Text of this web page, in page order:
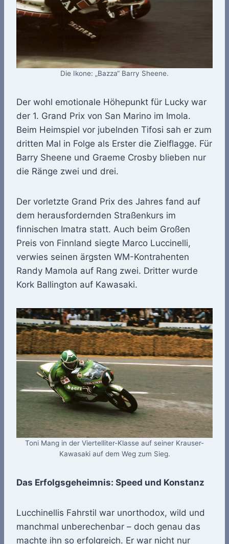
Die Ikone: „Bazza“ Barry Sheene.
Der wohl emotionale Höhepunkt für Lucky war
der 1. Grand Prix von San Marino im Imola.
Beim Heimspiel vor jubelnden Tifosi sah er zum
dritten Mal in Folge als Erster die Zielflagge. Für
Barry Sheene und Graeme Crosby blieben nur
die Ränge zwei und drei.
Der vorletzte Grand Prix des Jahres fand auf
dem herausfordernden Straßenkurs im
finnischen Imatra statt. Auch beim Großen
Preis von Finnland siegte Marco Luccinelli,
verwies seinen ärgsten WM-Kontrahenten
Randy Mamola auf Rang zwei. Dritter wurde
Kork Ballington auf Kawasaki.
Toni Mang in der Viertelliter-Klasse auf seiner Krauser-
Kawasaki auf dem Weg zum Sieg.
Das Erfolgsgeheimnis: Speed und Konstanz
Lucchinellis Fahrstil war unorthodox, wild und
manchmal unberechenbar – doch genau das
machte ihn so erfolgreich. Er war nicht nur